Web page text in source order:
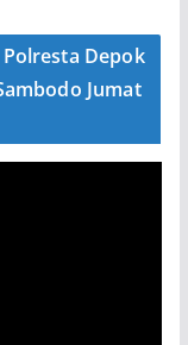
Depok
Jumat